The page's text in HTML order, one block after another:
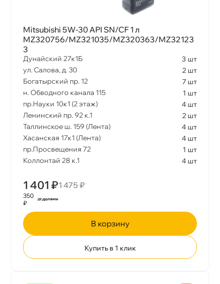
Mitsubishi 5W-30 API SN/CF 1 л
MZ320756/MZ321035/MZ320363/MZ32123
3
Дунайский 27к1Б
3 шт
ул. Салова, д. 30
2 шт
Богатырский пр. 12
7 шт
н. Обводного канала 115
1 шт
пр.Науки 10к1 (2 этаж)
4 шт
Ленинский пр. 92 к.1
2 шт
Таллинское ш. 159 (Лента)
4 шт
Хасанская 17к1 (Лента)
4 шт
пр.Просвещения 72
1 шт
Коллонтай 28 к.1
4 шт
1 401 ₽1 475 ₽
350
₽
корзину
Купить в 1 клик